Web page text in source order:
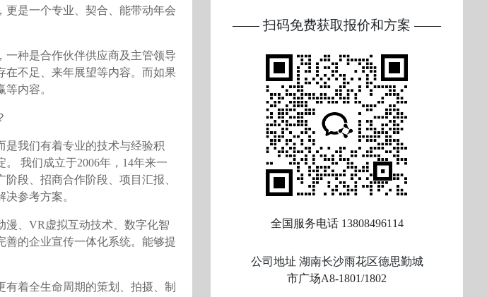
是一个专业、契合、能带动年会
种是合作伙伴供应商及主管领导
在不足、来年展望等内容。而如果
内容。
是我们有着专业的技术与经验积
我们成立于2006年，14年来一
段、招商合作阶段、项目汇报、
参考方案。
漫、VR虚拟互动技术、数字化智
善的企业宣传一体化系统。能够提
着全生命周期的策划、拍摄、制
—— 扫码免费获取报价和方案 ——
全国服务电话 13808496114
公司地址 湖南长沙雨花区德思勤城
市广场A8-1801/1802